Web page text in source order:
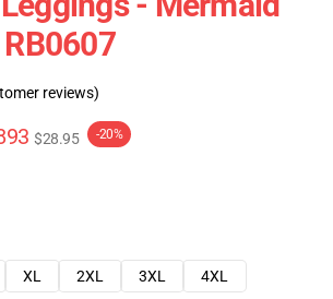
reviews)
$28.95 -20%
XL 2XL 3XL 4XL